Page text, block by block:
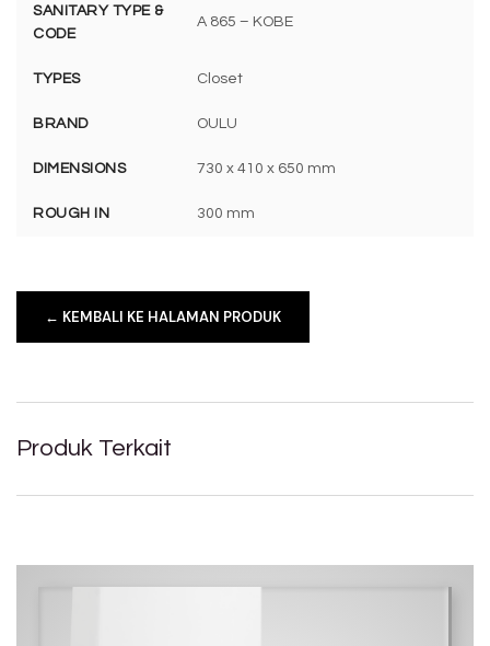
SANITARY TYPE &
CODE
A 865 – KOBE
TYPES Closet
BRAND OULU
DIMENSIONS 730 x 410 x 650 mm
ROUGH IN 300 mm
← KEMBALI KE HALAMAN PRODUK
Produk Terkait